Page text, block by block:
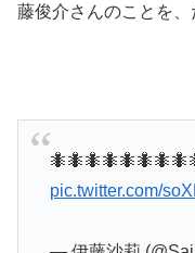
藤俊介さんのことを、
pic.twitter.com/